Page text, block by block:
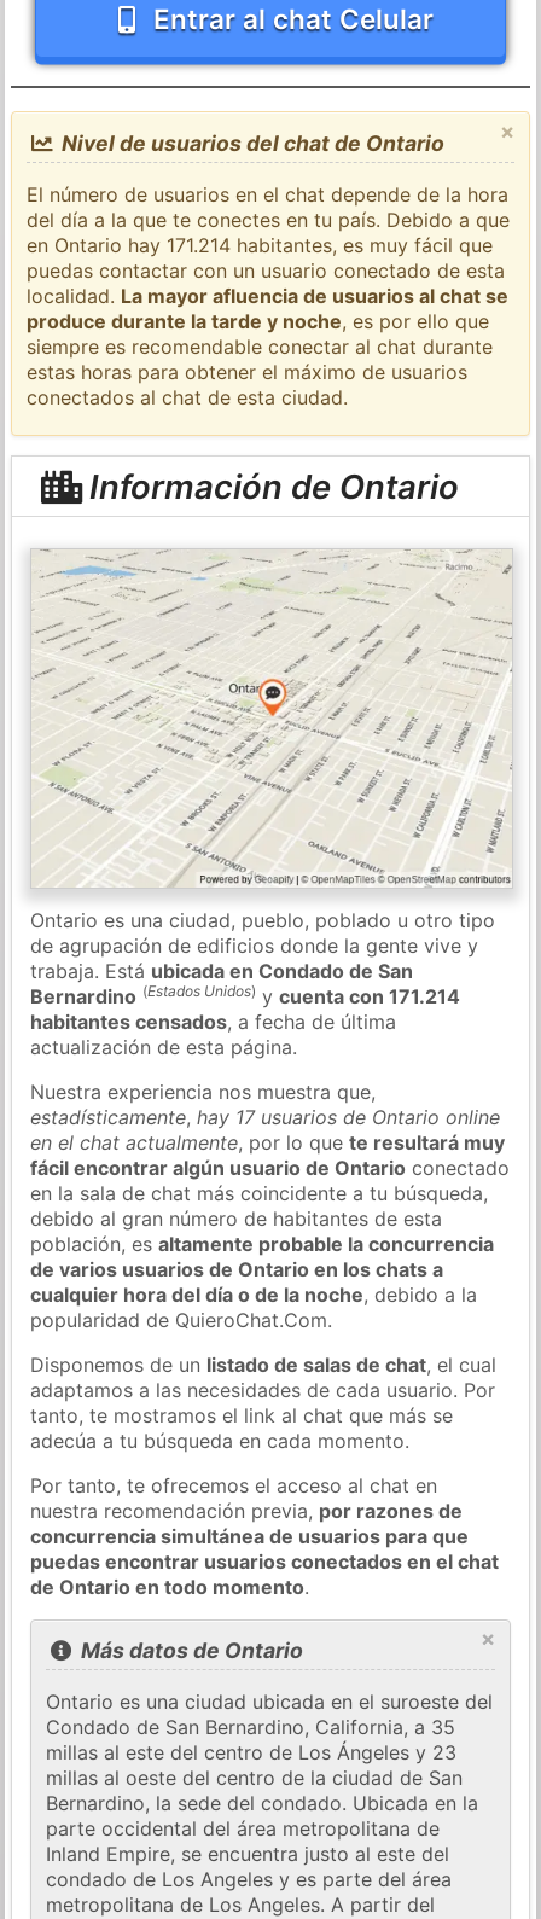
Entrar al chat Celular
×
Nivel de usuarios del chat de Ontario
El número de usuarios en el chat depende de la hora
del día a la que te conectes en tu país. Debido a que
en Ontario hay 171.214 habitantes, es muy fácil que
puedas contactar con un usuario conectado de esta
localidad. La mayor afluencia de usuarios al chat se
produce durante la tarde y noche, es por ello que
siempre es recomendable conectar al chat durante
estas horas para obtener el máximo de usuarios
conectados al chat de esta ciudad.
Información de Ontario
Ontario es una ciudad, pueblo, poblado u otro tipo
de agrupación de edificios donde la gente vive y
trabaja. Está ubicada en Condado de San
Bernardino (Estados Unidos) ycuenta con 171.214
habitantes censados, a fecha de última
actualización de esta página.
Nuestra experiencia nos muestra que,
estadísticamente,hay 17 usuarios de Ontario online
en el chat actualmente, por lo quete resultará muy
fácil encontrar algún usuario de Ontario conectado
en la sala de chat más coincidente a tu búsqueda,
debido al gran número de habitantes de esta
población, esaltamente probable la concurrencia
de varios usuarios de Ontario en los chats a
cualquier hora del día o de la noche, debido a la
popularidad de QuieroChat.Com.
Disponemos de un listado de salas de chat, el cual
adaptamos a las necesidades de cada usuario. Por
tanto, te mostramos el link al chat que más se
adecúa a tu búsqueda en cada momento.
Por tanto, te ofrecemos el acceso al chat en
nuestra recomendación previa, por razones de
concurrencia simultánea de usuarios para que
puedas encontrar usuarios conectados en el chat
de Ontario en todo momento.
×
Más datos de Ontario
Ontario es una ciudad ubicada en el suroeste del
Condado de San Bernardino, California, a 35
millas al este del centro de Los Ángeles y 23
millas al oeste del centro de la ciudad de San
Bernardino, la sede del condado. Ubicada en la
parte occidental del área metropolitana de
Inland Empire, se encuentra justo al este del
condado de Los Angeles y es parte del área
metropolitana de Los Angeles. A partir del